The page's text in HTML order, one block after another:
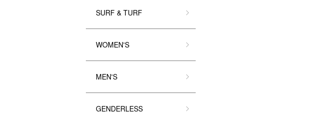
SURF & TURF
WOMEN'S
MEN'S
GENDERLESS